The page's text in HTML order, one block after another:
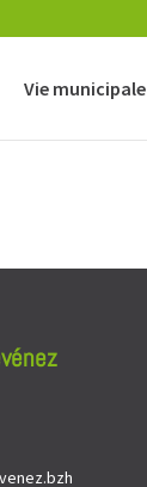
Vie municipale